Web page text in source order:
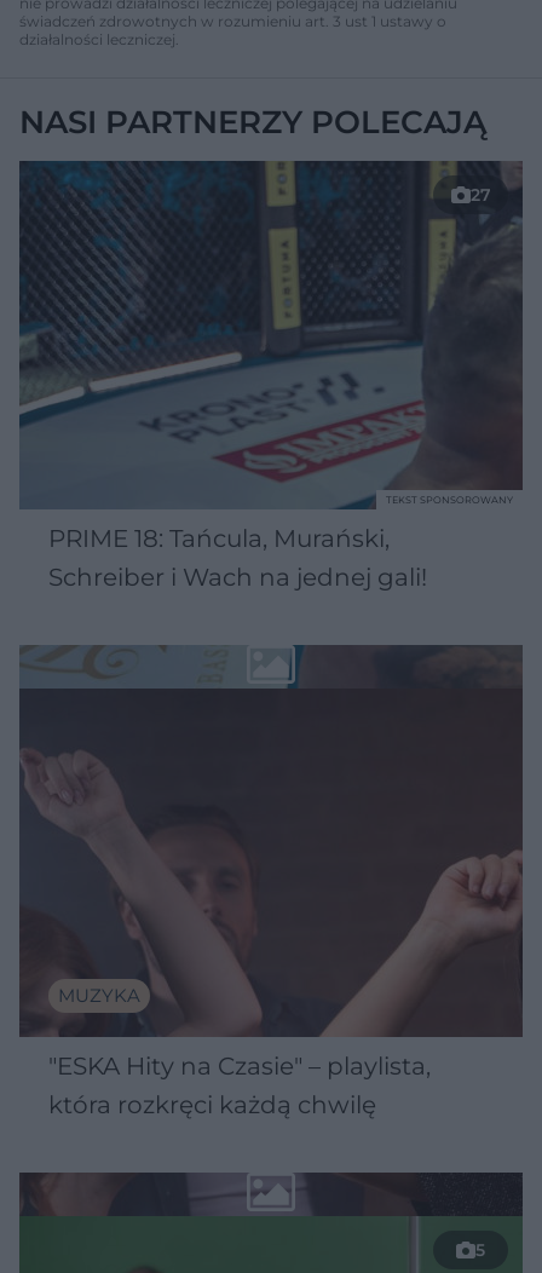
świadczeń zdrowotnych w rozumieniu art. 3 ust 1 ustawy o
działalności leczniczej.
NASI PARTNERZY POLECAJĄ
27
PRIME 18: Tańcula, Murański,
Schreiber i Wach na jednej gali!
TEKST SPONSOROWANY
MUZYKA
"ESKA Hity na Czasie" – playlista,
która rozkręci każdą chwilę
5